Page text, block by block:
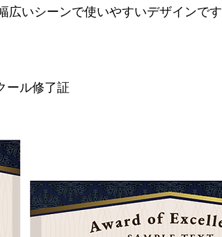
いシーンで使いやすいデザインです
ール修了証